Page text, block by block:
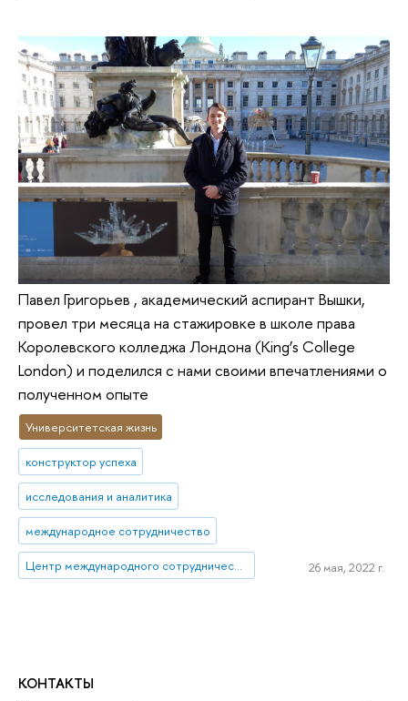
КОНТАКТЫ
Павел Григорьев , академический аспирант Вышки,
провел три месяца на стажировке в школе права
Королевского колледжа Лондона (King’s College
London) и поделился с нами своими впечатлениями о
полученном опыте
Университетская жизнь
конструктор успеха
исследования и аналитика
международное сотрудничество
Центр международного сотрудничества 26 мая, 2022 г.